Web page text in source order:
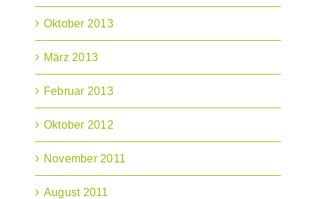
Oktober 2013
März 2013
Februar 2013
Oktober 2012
November 2011
August 2011